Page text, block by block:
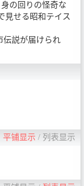
の回りの怪奇な
見せる昭和テイス
伝説が届けられ
平铺显示 / 列表显示